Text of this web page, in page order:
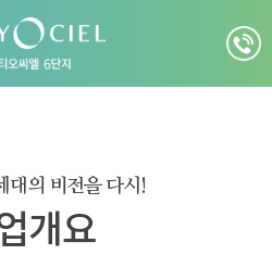
대의 비전을 다시!
개요